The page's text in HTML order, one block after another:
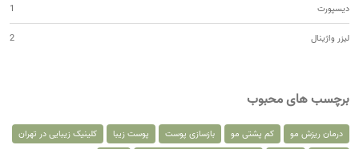
دیسپورت 1
لیزر واژینال 2
برچسب های محبوب
درمان ریزش مو کم پشتی مو بازسازی پوست پوست زیبا
کلینیک زیبایی در تهران